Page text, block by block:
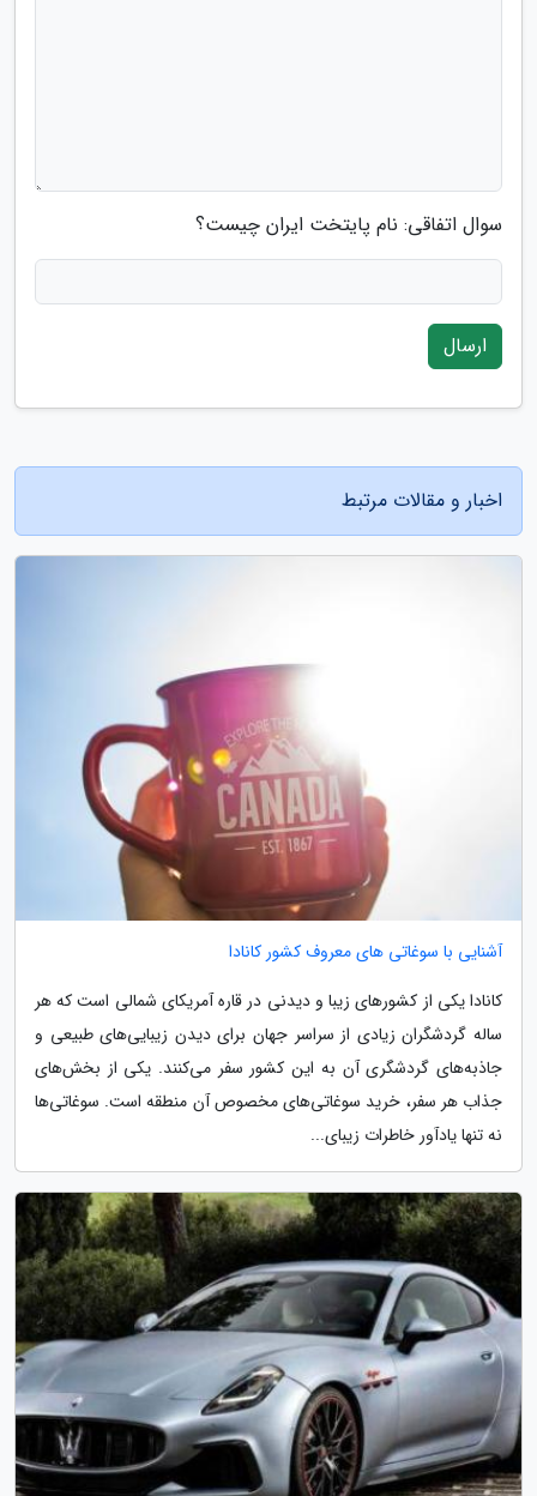
سوال اتفاقی: نام پایتخت ایران چیست؟
ارسال
اخبار و مقالات مرتبط
آشنایی با سوغاتی های معروف کشور کانادا
کانادا یکی از کشورهای زیبا و دیدنی در قاره آمریکای شمالی است که هر
ساله گردشگران زیادی از سراسر جهان برای دیدن زیبایی‌های طبیعی و
جاذبه‌های گردشگری آن به این کشور سفر می‌کنند. یکی از بخش‌های
جذاب هر سفر، خرید سوغاتی‌های مخصوص آن منطقه است. سوغاتی‌ها
نه تنها یادآور خاطرات زیبای...